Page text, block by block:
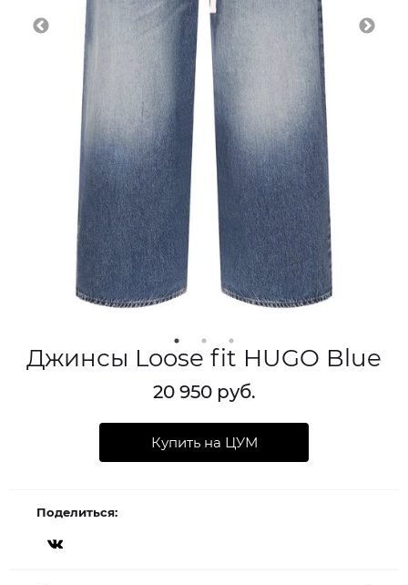
Джинсы Loose fit HUGO Blue
20 950 руб.
Купить на ЦУМ
Поделиться: